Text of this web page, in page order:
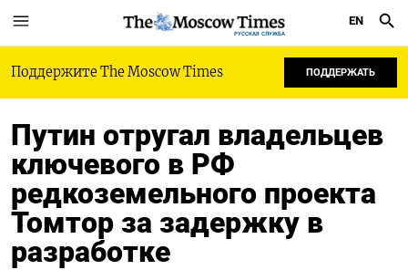
РУССКАЯ СЛУЖБА
EN
Поддержите The Moscow Times ПОДДЕРЖАТЬ
Путин отругал владельцев
ключевого в РФ
редкоземельного проекта
Томтор за задержку в
разработке